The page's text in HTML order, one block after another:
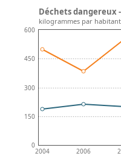
2004 2006
0
150
300
450
600
Déchets
kilogrammes par habitant